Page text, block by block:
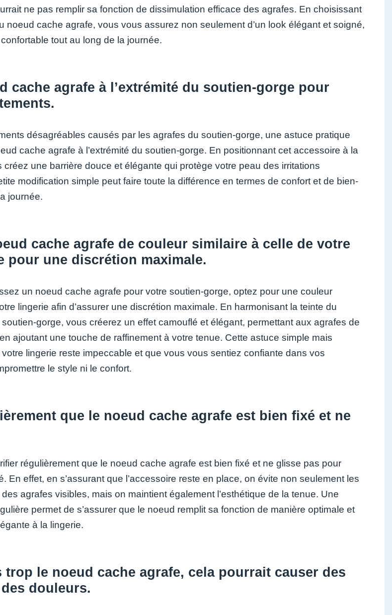
ne pas remplir sa fonction de dissimulation efficace des agrafes. En choisissant
noeud cache agrafe, vous vous assurez non seulement d’un look élégant et soigné,
tout au long de la journée.
cache agrafe à l’extrémité du soutien-gorge pour
désagréables causés par les agrafes du soutien-gorge, une astuce pratique
cache agrafe à l’extrémité du soutien-gorge. En positionnant cet accessoire à la
créez une barrière douce et élégante qui protège votre peau des irritations
modification simple peut faire toute la différence en termes de confort et de bien-
journée.
cache agrafe de couleur similaire à celle de votre
pour une discrétion maximale.
un noeud cache agrafe pour votre soutien-gorge, optez pour une couleur
lingerie afin d’assurer une discrétion maximale. En harmonisant la teinte du
gorge, vous créerez un effet camouflé et élégant, permettant aux agrafes de
ajoutant une touche de raffinement à votre tenue. Cette astuce simple mais
lingerie reste impeccable et que vous vous sentiez confiante dans vos
le style ni le confort.
que le noeud cache agrafe est bien fixé et ne
régulièrement que le noeud cache agrafe est bien fixé et ne glisse pas pour
En effet, en s’assurant que l’accessoire reste en place, on évite non seulement les
agrafes visibles, mais on maintient également l’esthétique de la tenue. Une
permet de s’assurer que le noeud remplit sa fonction de manière optimale et
à la lingerie.
trop le noeud cache agrafe, cela pourrait causer des
douleurs.